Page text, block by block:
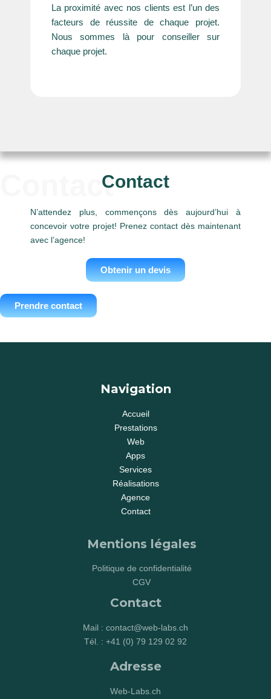
La proximité avec nos clients est l’un des
facteurs de réussite de chaque projet.
Nous sommes là pour conseiller sur
chaque projet.
Contact
Contact
N’attendez plus, commençons dès aujourd’hui à
concevoir votre projet! Prenez contact dès maintenant
avec l’agence!
Obtenir un devis
Prendre contact
Navigation
Accueil
Prestations
Web
Apps
Services
Réalisations
Agence
Contact
Mentions légales
Politique de confidentialité
CGV
Contact
Mail : contact@web-labs.ch
Tél. : +41 (0) 79 129 02 92
Adresse
Web-Labs.ch